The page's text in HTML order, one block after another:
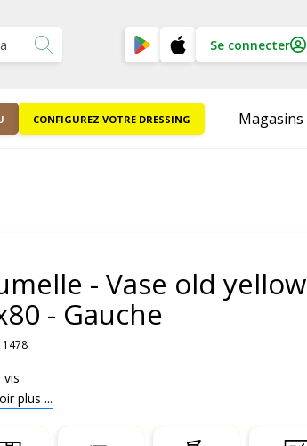
Se connecter
CONFIGUREZ VOTRE DRESSING Magasins
- Vase old yellow
- Gauche
vis
plus ...